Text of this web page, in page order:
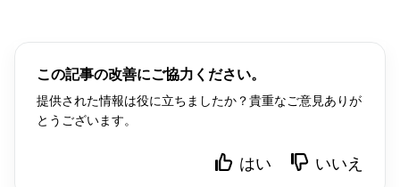
この記事の改善にご協力ください。
提供された情報は役に立ちましたか？貴重なご意見ありが
とうございます。
はい いいえ